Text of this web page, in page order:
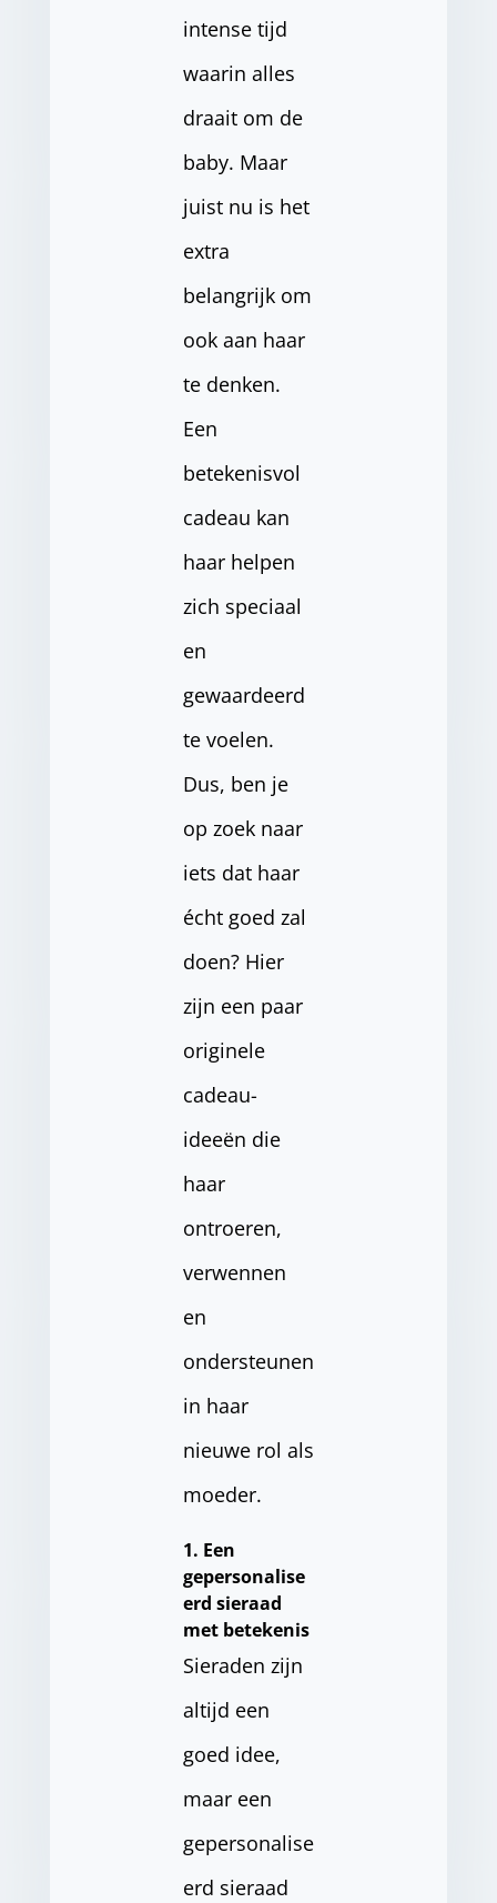
intense tijd
waarin alles
draait om de
baby. Maar
juist nu is het
extra
belangrijk om
ook aan haar
te denken.
Een
betekenisvol
cadeau kan
haar helpen
zich speciaal
en
gewaardeerd
te voelen.
Dus, ben je
op zoek naar
iets dat haar
écht goed zal
doen? Hier
zijn een paar
originele
cadeau-
ideeën die
haar
ontroeren,
verwennen
en
ondersteunen
in haar
nieuwe rol als
moeder.
1. Een
gepersonalise
erd sieraad
met betekenis
Sieraden zijn
altijd een
goed idee,
maar een
gepersonalise
erd sieraad